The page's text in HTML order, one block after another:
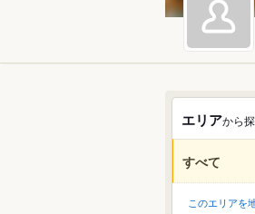
エリアから
すべて
このエリアを